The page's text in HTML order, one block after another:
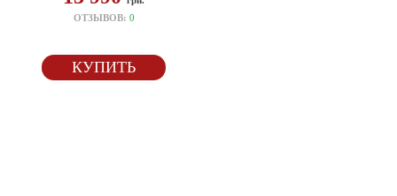
ОТЗЫВОВ: 0
КУПИТЬ